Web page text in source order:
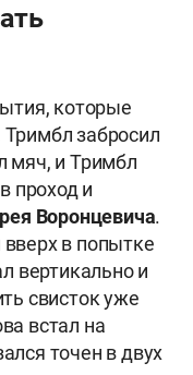
которые
забросил
мяч, и Тримбл
проход и
Воронцевича.
в попытке
вертикально и
свисток уже
встал на
точен в двух